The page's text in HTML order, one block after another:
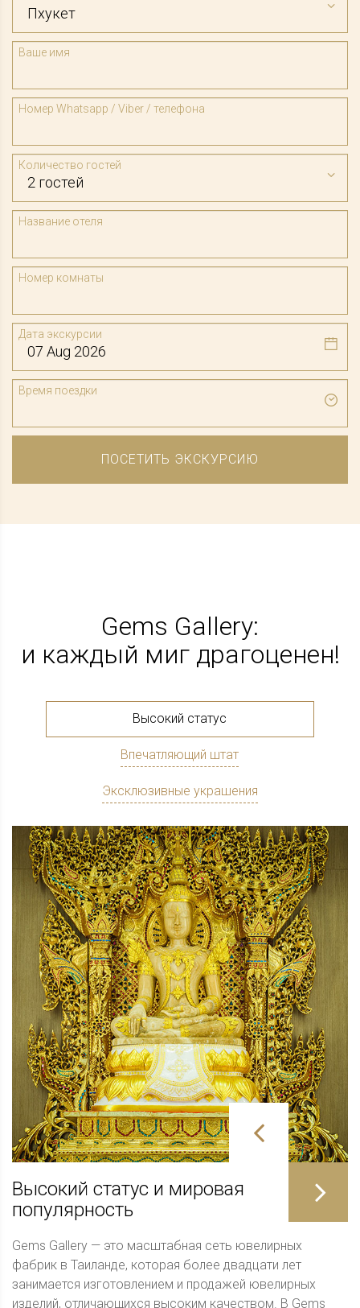
Ваше имя
Номер Whatsapp / Viber / телефона
Количество гостей
Название отеля
Номер комнаты
Дата экскурсии
Время поездки
ПОСЕТИТЬ ЭКСКУРСИЮ
Gems Gallery:
и каждый миг драгоценен!
Высокий статус
Впечатляющий штат
Эксклюзивные украшения
Высокий статус и мировая
популярность
Gems Gallery — это масштабная сеть ювелирных
фабрик в Таиланде, которая более двадцати лет
занимается изготовлением и продажей ювелирных
изделий, отличающихся высоким качеством. В Gems